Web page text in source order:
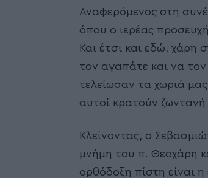
Αναφερόμενος στη
όπου ο ιερέας
Και έτσι και εδώ, χάρη
τον αγαπάτε και να τον
τελείωσαν τα χωριά
αυτοί κρατούν ζωντανή
Κλείνοντας, ο
μνήμη του π. Θεοχάρη
ορθόδοξη πίστη είναι